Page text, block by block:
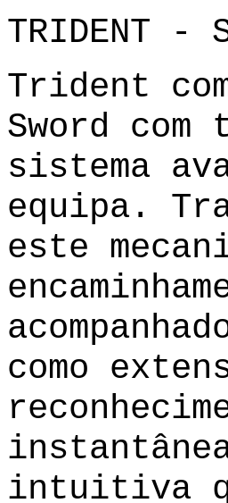
TRIDENT -
Trident
Sword
sistema
equipa.
este
como
intuitiva